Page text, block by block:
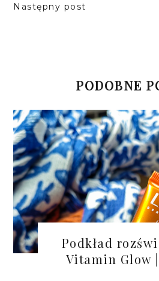
Następny post
PODOBNE
Podkład
Vitamin Glow